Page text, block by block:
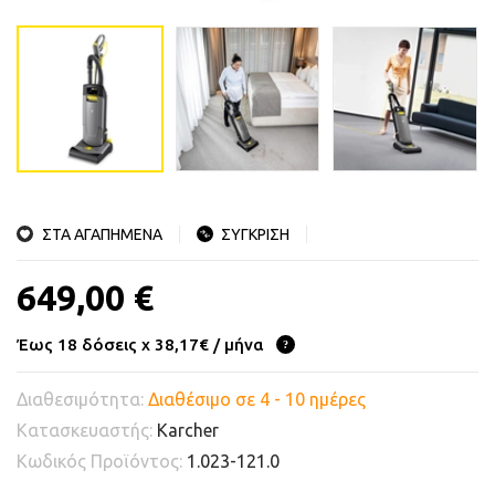
ΣΤΑ ΑΓΑΠΗΜΕΝΑ ΣΥΓΚΡΙΣΗ
649,00 €
Έως 18 δόσεις x 38,17€ / μήνα
Διαθεσιμότητα: Διαθέσιμο σε 4 - 10 ημέρες
Κατασκευαστής: Karcher
Κωδικός Προϊόντος: 1.023-121.0